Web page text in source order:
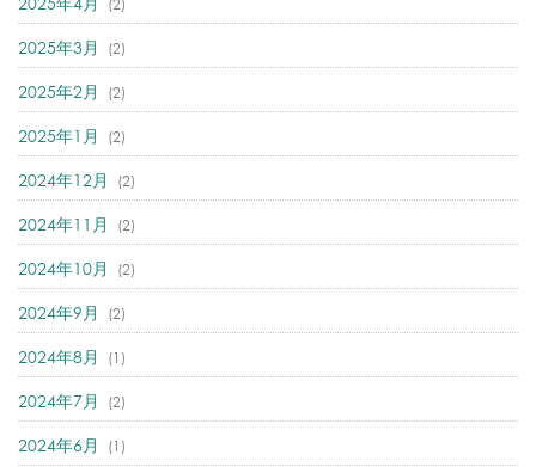
(2)
2025年3月 (2)
2025年2月 (2)
2025年1月 (2)
2024年12月 (2)
2024年11月 (2)
2024年10月 (2)
2024年9月 (2)
2024年8月 (1)
2024年7月 (2)
2024年6月 (1)